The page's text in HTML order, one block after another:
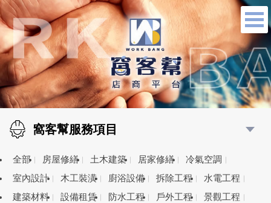
窩客幫服務項目
全部 房屋修繕 土木建築 居家修繕
冷氣空調
室內設計
木工裝潢 廚浴設備 拆除工程
水電工程
建築材料
設備租賃 防水工程 戶外工程
景觀工程